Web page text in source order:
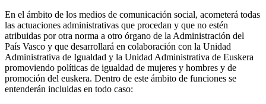
En el ámbito de los medios de comunicación social, acometerá todas
las actuaciones administrativas que procedan y que no estén
atribuidas por otra norma a otro órgano de la Administración del
País Vasco y que desarrollará en colaboración con la Unidad
Administrativa de Igualdad y la Unidad Administrativa de Euskera
promoviendo políticas de igualdad de mujeres y hombres y de
promoción del euskera. Dentro de este ámbito de funciones se
entenderán incluidas en todo caso: